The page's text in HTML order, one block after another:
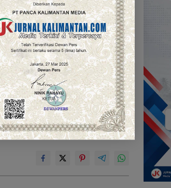
Gratifikasi Cegah Korupsi
Sultan Adam
Kebersihan di Banjarmasin Masuk
bagi Pencari Kerja
Voucher Belanja
Polisi Amankan Tersangka
125 Banjarmasin